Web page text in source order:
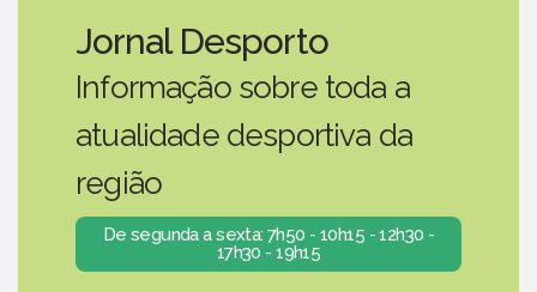
Jornal Desporto
Informação sobre toda a
atualidade desportiva da
região
De segunda a sexta: 7h50 - 10h15 - 12h30 -
17h30 - 19h15